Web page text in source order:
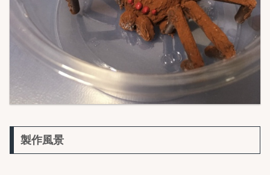
製作風景